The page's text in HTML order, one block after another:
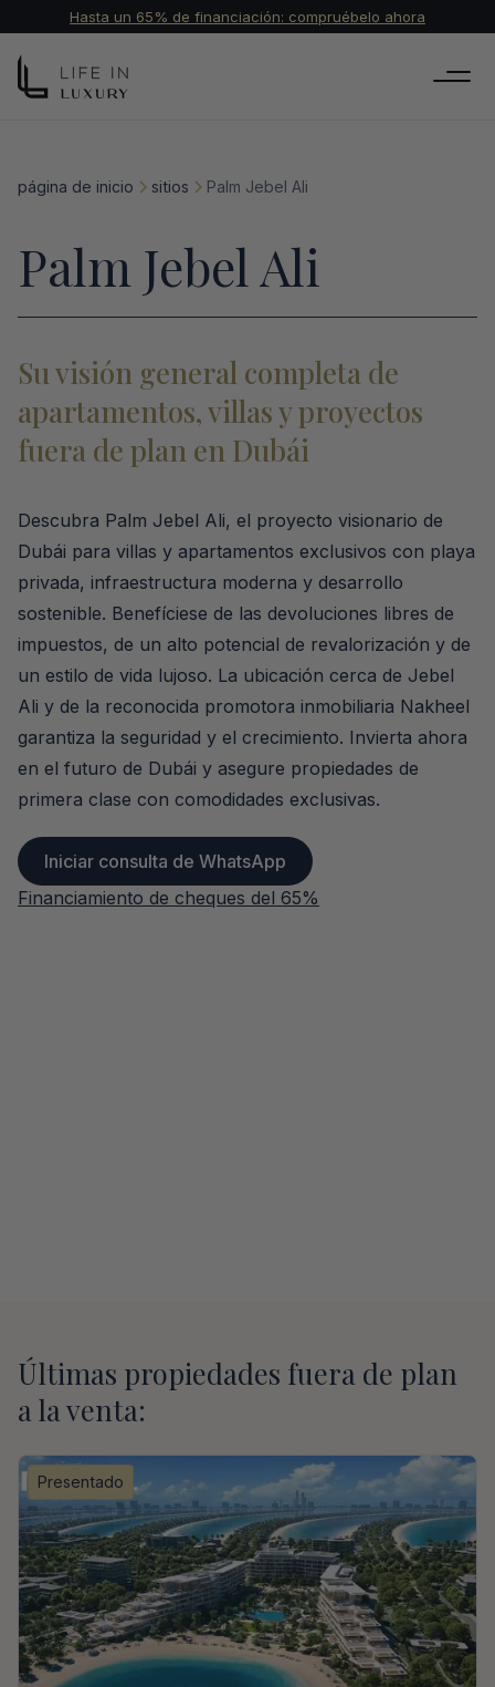
Hasta un 65% de financiación: compruébelo ahora
página de inicio sitios Palm Jebel Ali
Palm Jebel Ali
Su visión general completa de
apartamentos, villas y proyectos
fuera de plan en Dubái
Descubra Palm Jebel Ali, el proyecto visionario de
Dubái para villas y apartamentos exclusivos con playa
privada, infraestructura moderna y desarrollo
sostenible. Benefíciese de las devoluciones libres de
impuestos, de un alto potencial de revalorización y de
un estilo de vida lujoso. La ubicación cerca de Jebel
Ali y de la reconocida promotora inmobiliaria Nakheel
garantiza la seguridad y el crecimiento. Invierta ahora
en el futuro de Dubái y asegure propiedades de
primera clase con comodidades exclusivas.
Iniciar consulta de WhatsApp
Financiamiento de cheques del 65%
Últimas propiedades fuera de plan
a la venta:
Presentado